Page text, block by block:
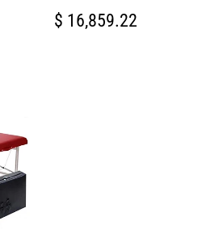
PRECIO
HABITUAL
$ 16,859.22